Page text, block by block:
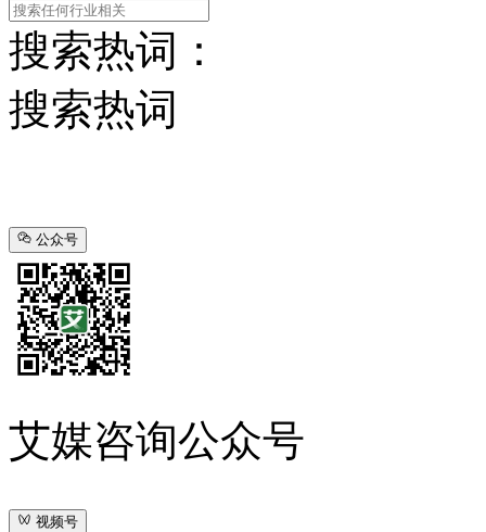
搜索热词：
搜索热词
公众号
艾媒咨询公众号
视频号